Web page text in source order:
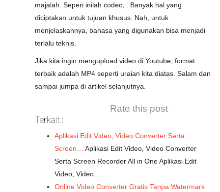
majalah. Seperi inilah codec, . Banyak hal yang
diciptakan untuk tujuan khusus. Nah, untuk
menjelaskannya, bahasa yang digunakan bisa menjadi
terlalu teknis.
Jika kita ingin mengupload video di Youtube, format
terbaik adalah MP4 seperti uraian kita diatas. Salam dan
sampai jumpa di artikel selanjutnya.
Rate this post
Terkait :
Aplikasi Edit Video, Video Converter Serta
Screen…
Aplikasi Edit Video, Video Converter
Serta Screen Recorder All in One Aplikasi Edit
Video, Video…
Online Video Converter Gratis Tanpa Watermark